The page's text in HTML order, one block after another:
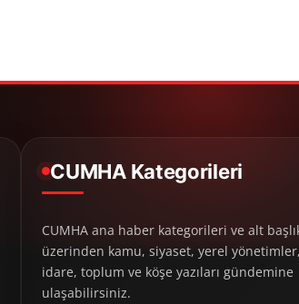
CUMHA Kategorileri
CUMHA ana haber kategorileri ve alt
üzerinden kamu, siyaset, yerel
idare, toplum ve köşe yazıları gündemine
ulaşabilirsiniz.